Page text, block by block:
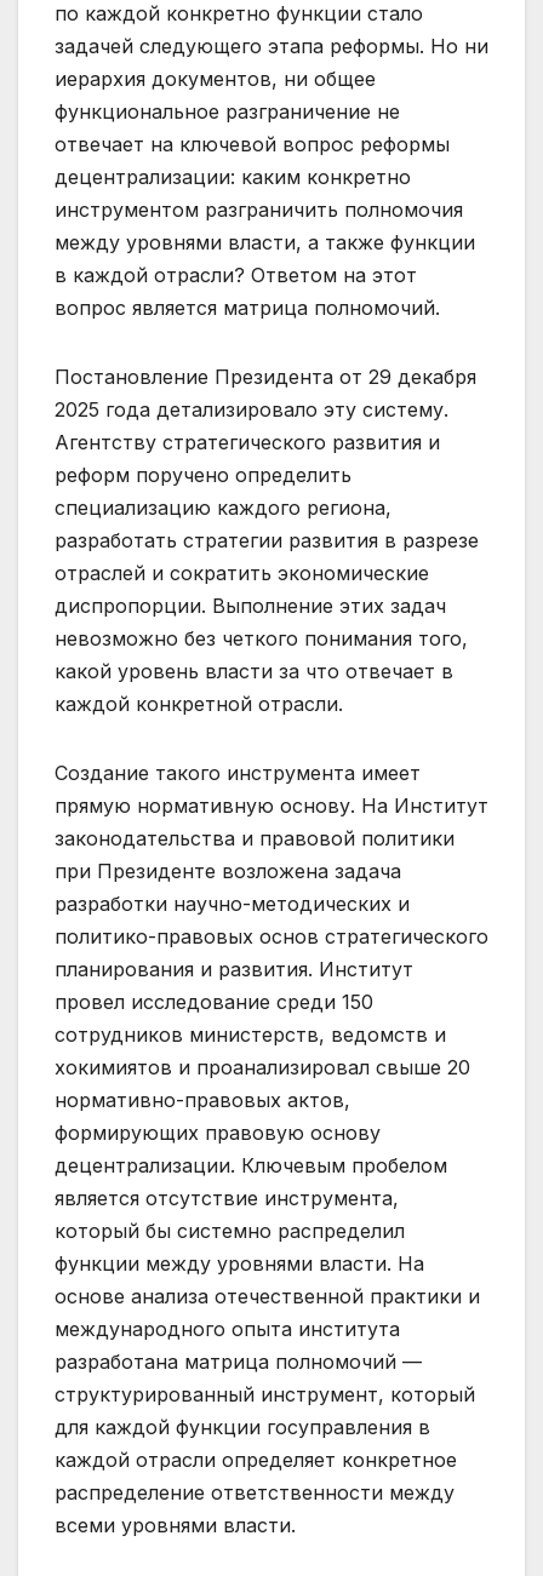
по каждой конкретно функции стало
задачей следующего этапа реформы. Но ни
иерархия документов, ни общее
функциональное разграничение не
отвечает на ключевой вопрос реформы
децентрализации: каким конкретно
инструментом разграничить полномочия
между уровнями власти, а также функции
в каждой отрасли? Ответом на этот
вопрос является матрица полномочий.
Постановление Президента от 29 декабря
2025 года детализировало эту систему.
Агентству стратегического развития и
реформ поручено определить
специализацию каждого региона,
разработать стратегии развития в разрезе
отраслей и сократить экономические
диспропорции. Выполнение этих задач
невозможно без четкого понимания того,
какой уровень власти за что отвечает в
каждой конкретной отрасли.
Создание такого инструмента имеет
прямую нормативную основу. На Институт
законодательства и правовой политики
при Президенте возложена задача
разработки научно-методических и
политико-правовых основ стратегического
планирования и развития. Институт
провел исследование среди 150
сотрудников министерств, ведомств и
хокимиятов и проанализировал свыше 20
нормативно-правовых актов,
формирующих правовую основу
децентрализации. Ключевым пробелом
является отсутствие инструмента,
который бы системно распределил
функции между уровнями власти. На
основе анализа отечественной практики и
международного опыта института
разработана матрица полномочий —
структурированный инструмент, который
для каждой функции госуправления в
каждой отрасли определяет конкретное
распределение ответственности между
всеми уровнями власти.